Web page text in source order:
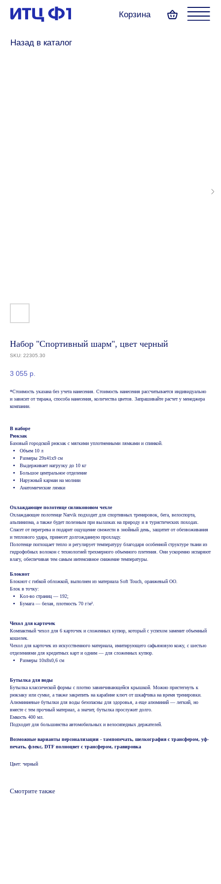
Набор "Спортивный шарм", цвет черный
SKU: 22305.30
3 055 р.
*Стоимость указана без учета нанесения. Стоимость нанесения рассчитывается индивидуально
и зависит от тиража, способа нанесения, количества цветов. Запрашивайте расчет у менеджера
компании.
В наборе
Рюкзак
Базовый городской рюкзак с мягкими уплотненными лямками и спинкой.
Объем 10 л
Размеры 29х41х9 см
Выдерживает нагрузку до 10 кг
Большое центральное отделение
Наружный карман на молнии
Анатомические лямки
Охлаждающее полотенце силиконовом чехле
Охлаждающее полотенце Narvik подходит для спортивных тренировок, бега, велоспорта,
альпинизма, а также будет полезным при вылазках на природу и в туристических походах.
Спасет от перегрева и подарит ощущение свежести в знойный день, защитит от обезвоживания
и теплового удара, принесет долгожданную прохладу.
Полотенце поглощает тепло и регулирует температуру благодаря особенной структуре ткани из
гидрофобных волокон с технологией трехмерного объемного плетения. Они ускоренно испаряют
влагу, обеспечивая тем самым интенсивное снижение температуры.
Блокнот
Блокнот с гибкой обложкой, выполнен из материала Soft Touch, оранжевый ОО.
Блок в точку:
Кол-во страниц — 192;
Бумага — белая, плотность 70 г/м².
Чехол для карточек
Компактный чехол для 6 карточек и сложенных купюр, который с успехом заменит объемный
кошелек.
Чехол для карточек из искусственного материала, имитирующего сафьяновую кожу, с шестью
отделениями для кредитных карт и одним — для сложенных купюр.
Размеры 10х8x0,6 см
Бутылка для воды
Бутылка классической формы с плотно завинчивающейся крышкой. Можно пристегнуть к
рюкзаку или сумке, а также закрепить на карабине ключ от шкафчика на время тренировки.
Алюминиевые бутылки для воды безопасны для здоровья, а еще алюминий — легкий, но
вместе с тем прочный материал, а значит, бутылка прослужит долго.
Емкость 400 мл.
Подходит для большинства автомобильных и велосипедных держателей.
Возможные варианты персонализации - тампопечать, шелкография с трансфером, уф-
печать, флекс, DTF полноцвет с трансфером, гравировка
Цвет: черный
Смотрите также